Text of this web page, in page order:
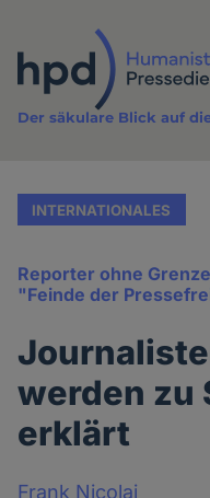
Inhalt
Der säkulare Blick auf
INTERNATIONALES
Reporter ohne
"Feinde der
werden zu
erklärt
Frank Nicolai